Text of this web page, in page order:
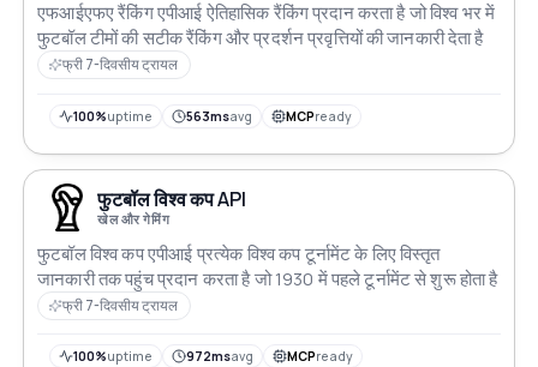
एफआईएफए रैंकिंग एपीआई ऐतिहासिक रैंकिंग प्रदान करता है जो विश्व भर में
फुटबॉल टीमों की सटीक रैंकिंग और प्रदर्शन प्रवृत्तियों की जानकारी देता है
फ्री 7-दिवसीय ट्रायल
100%uptime 563msavg MCPready
फुटबॉल विश्व कप API
खेल और गेमिंग
फुटबॉल विश्व कप एपीआई प्रत्येक विश्व कप टूर्नामेंट के लिए विस्तृत
जानकारी तक पहुंच प्रदान करता है जो 1930 में पहले टूर्नामेंट से शुरू होता है
फ्री 7-दिवसीय ट्रायल
100%uptime 972msavg MCPready